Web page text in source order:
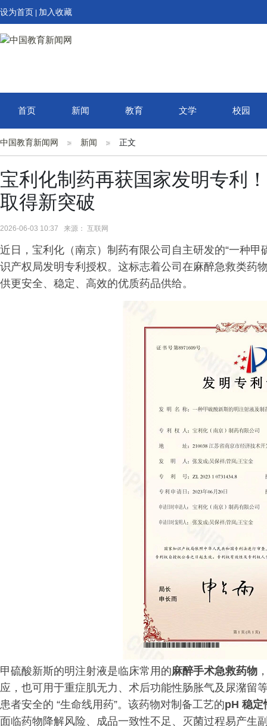
设为首页 加入收藏
首页 新闻 教育 文学 校园
中国教育新闻网 新闻 正文
宝利化制药再获国家发明专利
取得新突破
2026-06-03 10:37 来源： 互联网
近日，宝利化（南京）制药有限公司自主研发的“一种甲
识产权局发明专利授权。这标志着公司在麻醉急救类药
供更安全、稳定、高效的优质药品供给。
甲硫酸新斯的明注射液是临床常用的麻醉手术急救药物
应，也可用于重症肌无力、术后功能性肠胀气及尿潴留
患者安全的 “生命线用药”。该药物对制备工艺的pH 稳定
面临药物降解风险、成品一致性不足、灭菌过程易产生